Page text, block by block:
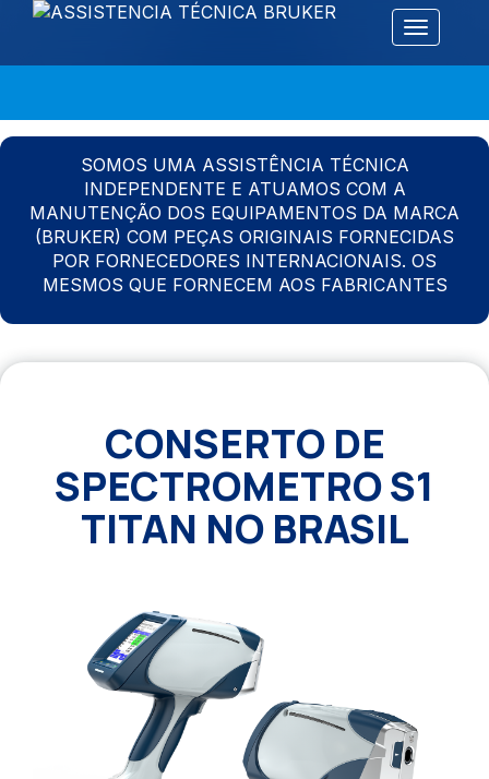
Alternar
SOMOS UMA ASSISTÊNCIA TÉCNICA
INDEPENDENTE E ATUAMOS COM A
MANUTENÇÃO DOS EQUIPAMENTOS DA MARCA
(BRUKER) COM PEÇAS ORIGINAIS FORNECIDAS
POR FORNECEDORES INTERNACIONAIS. OS
MESMOS QUE FORNECEM AOS FABRICANTES
CONSERTO DE
SPECTROMETRO S1
TITAN NO BRASIL